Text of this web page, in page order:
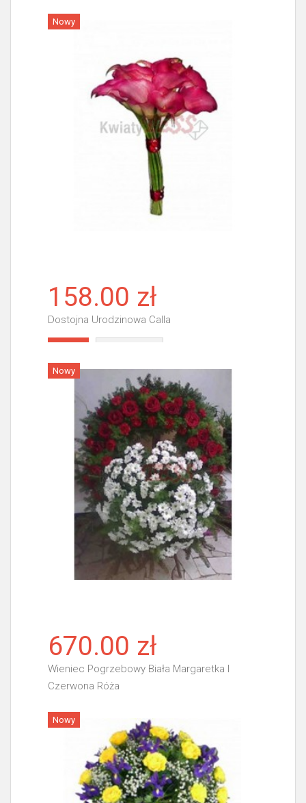
Nowy
158.00 zł
Dostojna Urodzinowa Calla
Nowy
670.00 zł
Wieniec Pogrzebowy Biała Margaretka I
Czerwona Róża
Więcej
Nowy